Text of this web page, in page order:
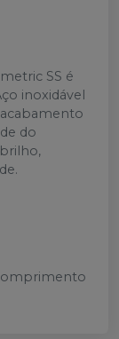
SS é
inoxidável
do